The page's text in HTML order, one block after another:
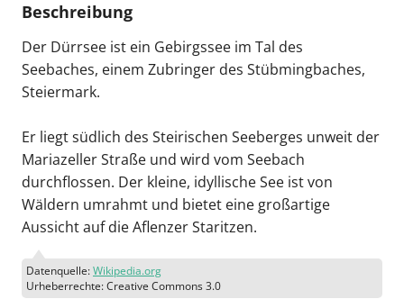
Beschreibung
Der Dürrsee ist ein Gebirgssee im Tal des
Seebaches, einem Zubringer des Stübmingbaches,
Steiermark.
Er liegt südlich des Steirischen Seeberges unweit der
Mariazeller Straße und wird vom Seebach
durchflossen. Der kleine, idyllische See ist von
Wäldern umrahmt und bietet eine großartige
Aussicht auf die Aflenzer Staritzen.
Datenquelle:Wikipedia.org
Urheberrechte: Creative Commons 3.0